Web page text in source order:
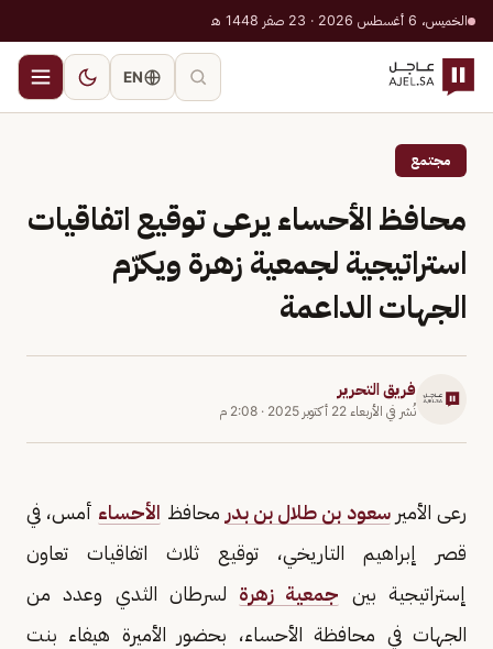
الخميس، 6 أغسطس 2026 · 23 صفر 1448 هـ
EN
مجتمع
محافظ الأحساء يرعى توقيع اتفاقيات
استراتيجية لجمعية زهرة ويكرّم
الجهات الداعمة
فريق التحرير
نُشر في الأربعاء 22 أكتوبر 2025 · 2:08 م
رعى الأميرسعود بن طلال بن بدر محافظ الأحساء أمس، في
قصر إبراهيم التاريخي، توقيع ثلاث اتفاقيات تعاون
إستراتيجية بين جمعية زهرة لسرطان الثدي وعدد من
الجهات في محافظة الأحساء، بحضور الأميرة هيفاء بنت